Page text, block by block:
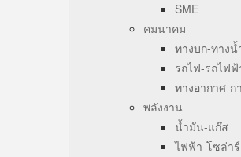
SME
คมนาคม
ทางบก-ทางน้
รถไฟ-รถไฟฟ้
ทางอากาศ-ก
พลังงาน
น้ำมัน-แก๊ส
ไฟฟ้า-โซล่า